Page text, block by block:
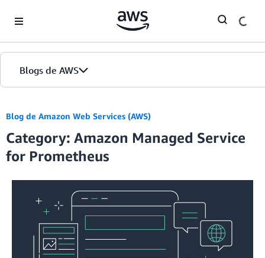
Blogs de AWS
Inicio
Ediciones
Blog de Amazon Web Services (AWS)
Category: Amazon Managed Service
for Prometheus